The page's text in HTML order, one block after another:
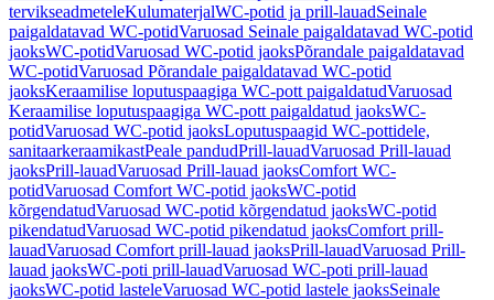
tervikseadmeteleKulumaterjalWC-potid ja prill-lauadSeinale
paigaldatavad WC-potidVaruosad Seinale paigaldatavad WC-potid
jaoksWC-potidVaruosad WC-potid jaoksPõrandale paigaldatavad
WC-potidVaruosad Põrandale paigaldatavad WC-potid
jaoksKeraamilise loputuspaagiga WC-pott paigaldatudVaruosad
Keraamilise loputuspaagiga WC-pott paigaldatud jaoksWC-
potidVaruosad WC-potid jaoksLoputuspaagid WC-pottidele,
sanitaarkeraamikastPeale pandudPrill-lauadVaruosad Prill-lauad
jaoksPrill-lauadVaruosad Prill-lauad jaoksComfort WC-
potidVaruosad Comfort WC-potid jaoksWC-potid
kõrgendatudVaruosad WC-potid kõrgendatud jaoksWC-potid
pikendatudVaruosad WC-potid pikendatud jaoksComfort prill-
lauadVaruosad Comfort prill-lauad jaoksPrill-lauadVaruosad Prill-
lauad jaoksWC-poti prill-lauadVaruosad WC-poti prill-lauad
jaoksWC-potid lasteleVaruosad WC-potid lastele jaoksSeinale